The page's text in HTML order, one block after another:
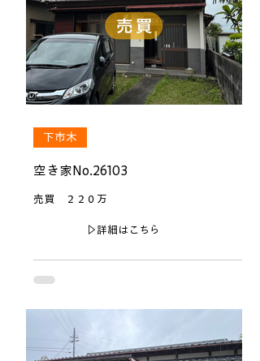
空き家No.26103
売買 ２２０万
▷詳細はこちら
下市木